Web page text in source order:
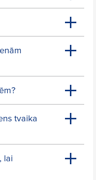
tvaika
lai